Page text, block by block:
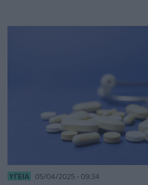
ΥΓΕΊΑ 05/04/2025 - 09:34